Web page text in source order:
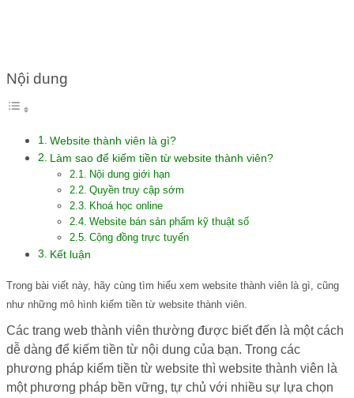
Nội dung
Website thành viên là gì?
Làm sao để kiếm tiền từ website thành viên?
Nội dung giới hạn
Quyền truy cập sớm
Khoá học online
Website bán sản phẩm kỹ thuật số
Cộng đồng trực tuyến
Kết luận
Trong bài viết này, hãy cùng tìm hiểu xem website thành viên là gì, cũng
như những mô hình kiếm tiền từ website thành viên.
Các trang web thành viên thường được biết đến là một cách
dễ dàng để kiếm tiền từ nội dung của bạn. Trong các
phương pháp kiếm tiền từ website thì website thành viên là
một phương pháp bền vững, tự chủ với nhiều sự lựa chọn